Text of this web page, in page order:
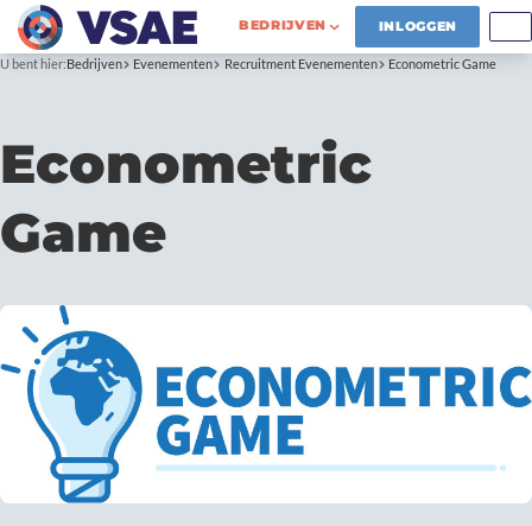
BEDRIJVEN INLOGGEN
U bent hier:Bedrijven Evenementen Recruitment Evenementen Econometric Game
Econometric
Game